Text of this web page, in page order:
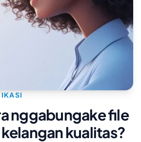
nggabungake file
kualitas?